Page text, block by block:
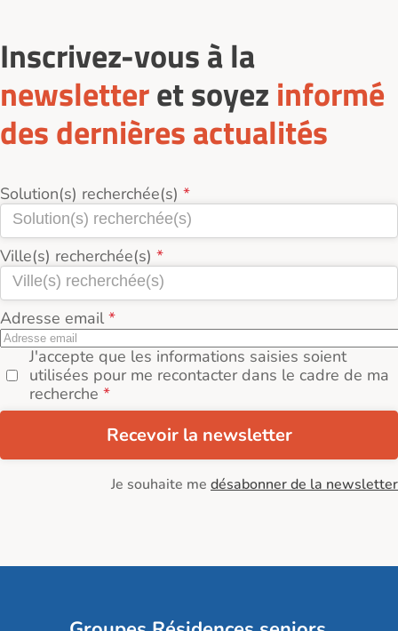
Inscrivez-vous à la
newsletteret soyez informé
des dernières actualités
Solution(s) recherchée(s)
Ville(s) recherchée(s)
Adresse email
J'accepte que les informations saisies soient
utilisées pour me recontacter dans le cadre de ma
recherche
Recevoir la newsletter
Je souhaite me désabonner de la newsletter